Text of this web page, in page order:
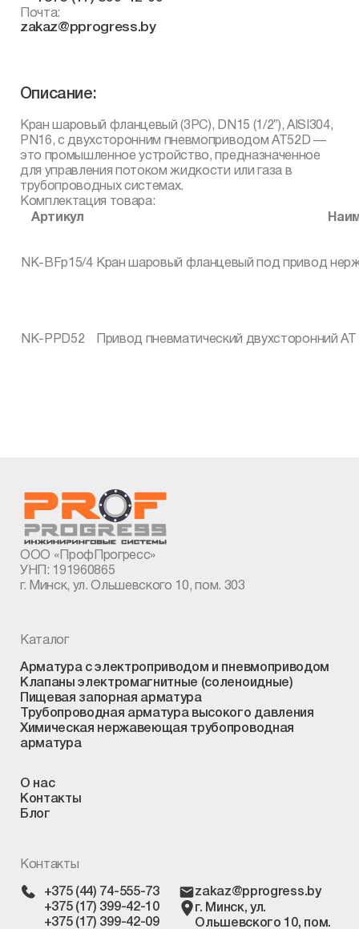
Почта:
zakaz@pprogress.by
Описание:
Кран шаровый фланцевый (3PC), DN15 (1/2″), AISI304,
PN16, с двухсторонним пневмоприводом AT52D —
это промышленное устройство, предназначенное
для управления потоком жидкости или газа в
трубопроводных системах.
Комплектация товара:
Артикул
NK-BFp15/4 Кран шаровый фланцевый под привод
NK-PPD52 Привод пневматический двухсторонний AT
ООО «ПрофПрогресс»
УНП: 191960865
г. Минск, ул. Ольшевского 10, пом. 303
Каталог
Арматура с электроприводом и пневмоприводом
Клапаны электромагнитные (соленоидные)
Пищевая запорная арматура
Трубопроводная арматура высокого давления
Химическая нержавеющая трубопроводная
арматура
О нас
Контакты
Блог
Контакты
+375 (44) 74-555-73
+375 (17) 399-42-10
+375 (17) 399-42-09
zakaz@pprogress.by
г. Минск, ул.
Ольшевского 10, пом.